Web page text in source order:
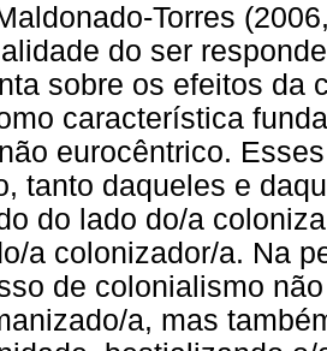
Torres
do ser
sobre os efeitos da
característica
eurocêntrico.
tanto daqueles e
do lado do/a
a colonizador/a. Na
de colonialismo
a, mas